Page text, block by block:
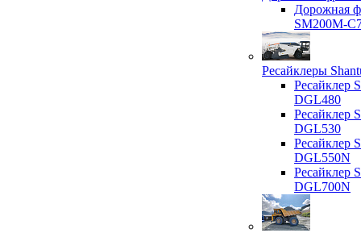
Дорожная
SM200M-
Ресайклеры
Ресайклер
DGL480
Ресайклер
DGL530
Ресайклер
DGL550N
Ресайклер
DGL700N